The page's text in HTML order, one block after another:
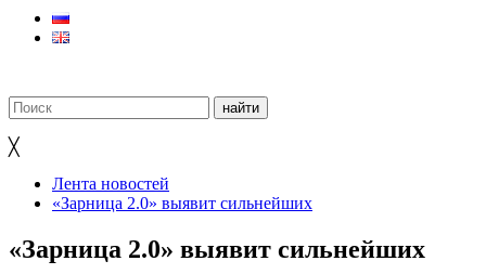
╳
Лента новостей
«Зарница 2.0» выявит сильнейших
«Зарница 2.0» выявит сильнейших